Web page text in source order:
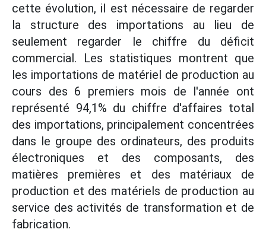
cette évolution, il est nécessaire de regarder
la structure des importations au lieu de
seulement regarder le chiffre du déficit
commercial. Les statistiques montrent que
les importations de matériel de production au
cours des 6 premiers mois de l'année ont
représenté 94,1% du chiffre d'affaires total
des importations, principalement concentrées
dans le groupe des ordinateurs, des produits
électroniques et des composants, des
matières premières et des matériaux de
production et des matériels de production au
service des activités de transformation et de
fabrication.